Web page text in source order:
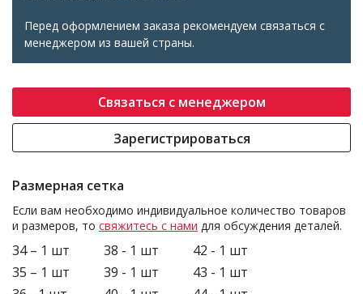
Перед оформлением заказа рекомендуем связаться с
менеджером из вашей страны.
Связаться с менеджером
Зарегистрироваться
Размерная сетка
Если вам необходимо индивидуальное количество товаров
и размеров, то свяжитесь с нами для обсуждения деталей.
34 – 1 шт
35 – 1 шт
38 - 1 шт
39 - 1 шт
42 - 1 шт
43 - 1 шт